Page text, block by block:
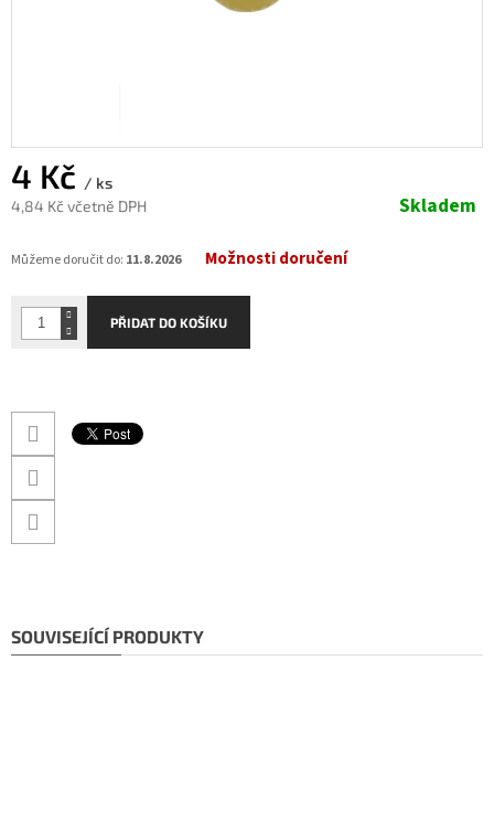
4 Kč / ks
4,84 Kč včetně DPH
cena:
Skladem
Můžeme doručit do: 11.8.2026 Možnosti doručení
PŘIDAT DO KOŠÍKU
SOUVISEJÍCÍ PRODUKTY